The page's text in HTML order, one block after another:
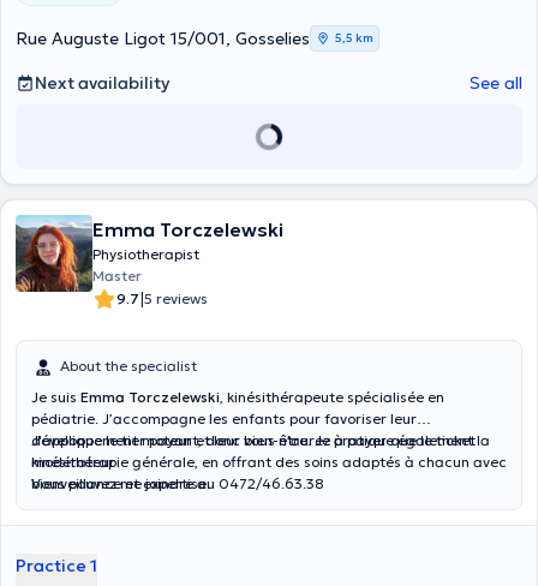
Rue Auguste Ligot 15/001, Gosselies 5,5 km
Next availability See all
Emma Torczelewski
Physiotherapist
Master
9.7|5 reviews
About the specialist
Je suis Emma Torczelewski, kinésithérapeute spécialisée en
pédiatrie. J’accompagne les enfants pour favoriser leur
développement moteur et leur bien-être. Je pratique également la
kinésithérapie générale, en offrant des soins adaptés à chacun avec
bienveillance et expertise.
J'applique le tier payant, donc vous n'aurez à payer que le ticket
modérateur
Vous pouvez me joindre au 0472/46.63.38
Practice 1